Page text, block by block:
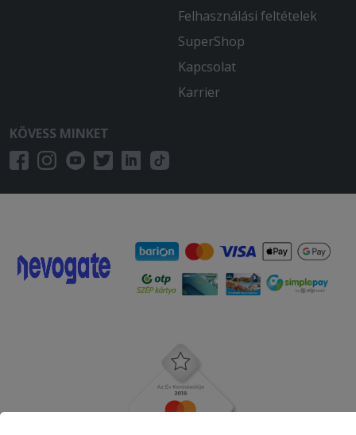
Felhasználási feltételek
SuperShop
Kapcsolat
Karrier
KÖVESS MINKET